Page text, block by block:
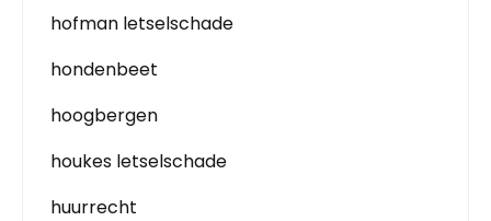
hofman letselschade
hondenbeet
hoogbergen
houkes letselschade
huurrecht